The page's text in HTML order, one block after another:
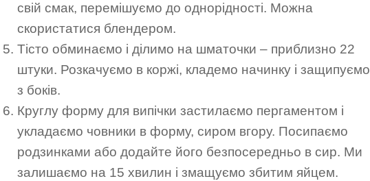
свій смак, перемішуємо до однорідності. Можна
скористатися блендером.
Тісто обминаємо і ділимо на шматочки – приблизно 22
штуки. Розкачуємо в коржі, кладемо начинку і защипуємо
з боків.
Круглу форму для випічки застилаємо пергаментом і
укладаємо човники в форму, сиром вгору. Посипаємо
родзинками або додайте його безпосередньо в сир. Ми
залишаємо на 15 хвилин і змащуємо збитим яйцем.